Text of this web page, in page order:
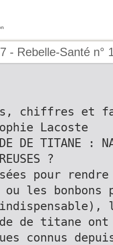
- Rebelle-Santé n°
chiffres et
Lacoste
DE TITANE :
?
pour
ou les
de titane
connus